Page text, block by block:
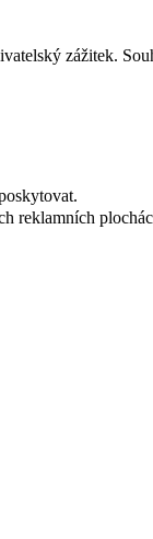
zážitek.
reklamních